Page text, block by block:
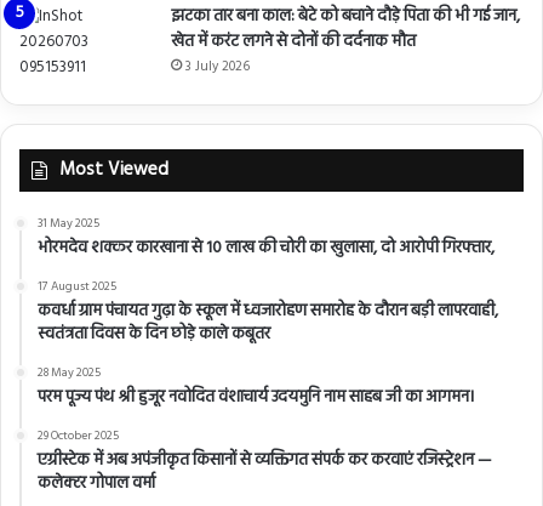
झटका तार बना काल: बेटे को बचाने दौड़े पिता की भी गई जान,
खेत में करंट लगने से दोनों की दर्दनाक मौत
3 July 2026
Most Viewed
31 May 2025
भोरमदेव शक्कर कारखाना से 10 लाख की चोरी का खुलासा, दो आरोपी गिरफ्तार,
17 August 2025
कवर्धा ग्राम पंचायत गुढ़ा के स्कूल में ध्वजारोहण समारोह के दौरान बड़ी लापरवाही,
स्वतंत्रता दिवस के दिन छोड़े काले कबूतर
28 May 2025
परम पूज्य पंथ श्री हुजूर नवोदित वंशाचार्य उदयमुनि नाम साहब जी का आगमन।
29 October 2025
एग्रीस्टेक में अब अपंजीकृत किसानों से व्यक्तिगत संपर्क कर करवाएं रजिस्ट्रेशन —
कलेक्टर गोपाल वर्मा